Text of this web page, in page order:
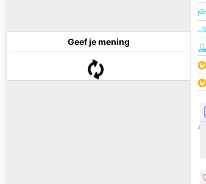
Geef je mening